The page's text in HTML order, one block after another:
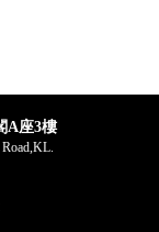
A座3樓